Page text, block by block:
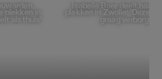
plekken in
als thuis'
Isabelle Boer deelt haar
plekken in Zwolle: 'Deze
graag verborgen'